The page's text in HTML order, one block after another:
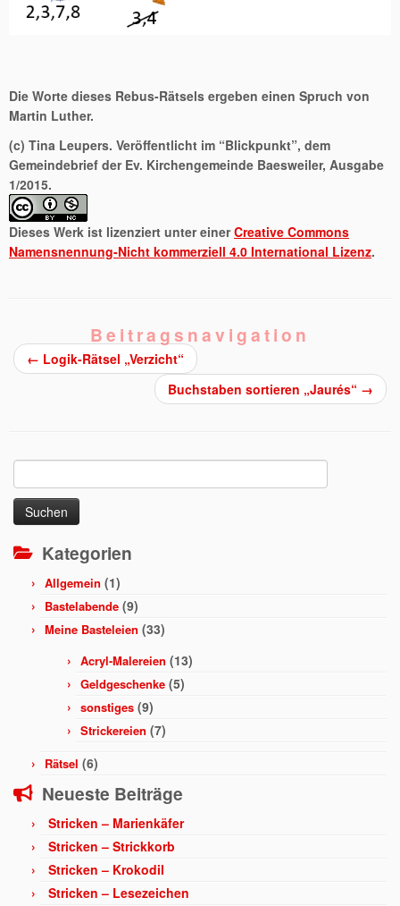
Die Worte dieses Rebus-Rätsels ergeben einen Spruch von
Martin Luther.
(c) Tina Leupers. Veröffentlicht im “Blickpunkt”, dem
Gemeindebrief der Ev. Kirchengemeinde Baesweiler, Ausgabe
1/2015.
Dieses Werk ist lizenziert unter einerCreative Commons
Namensnennung-Nicht kommerziell 4.0 International Lizenz.
Beitragsnavigation
← Logik-Rätsel „Verzicht“
Buchstaben sortieren „Jaurés“ →
nach:
Kategorien
Allgemein (1)
Bastelabende (9)
Meine Basteleien (33)
Acryl-Malereien (13)
Geldgeschenke (5)
sonstiges (9)
Strickereien (7)
Rätsel (6)
Neueste Beiträge
Stricken – Marienkäfer
Stricken – Strickkorb
Stricken – Krokodil
Stricken – Lesezeichen